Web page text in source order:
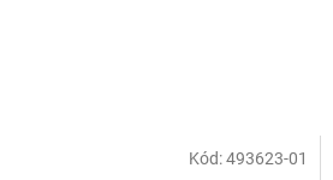
Kód:493623-01